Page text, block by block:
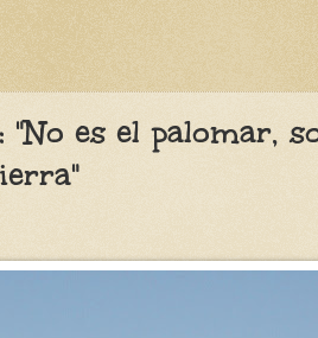
Perdemos
es el palomar,